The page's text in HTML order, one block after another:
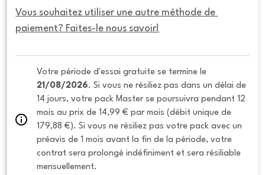
Vous souhaitez utiliser une autre méthode de
paiement? Faites-le nous savoir!
21/08/2026. Si vous ne résiliez pas dans un délai de
14 jours, votre pack Master se poursuivra pendant 12
mois au prix de 14,99 € par mois (débit unique de
179,88 €). Si vous ne résiliez pas votre pack avec un
préavis de 1 mois avant la fin de la période, votre
contrat sera prolongé indéfiniment et sera résiliable
mensuellement.